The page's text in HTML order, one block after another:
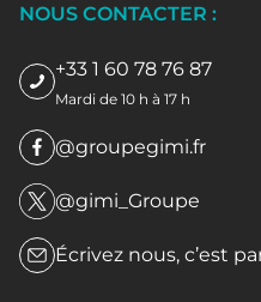
NOUS CONTACTER :
+33 1 60 78 76 87
Mardi de 10 h à 17 h
@groupegimi.fr
@gimi_Groupe
Écrivez nous, c’est